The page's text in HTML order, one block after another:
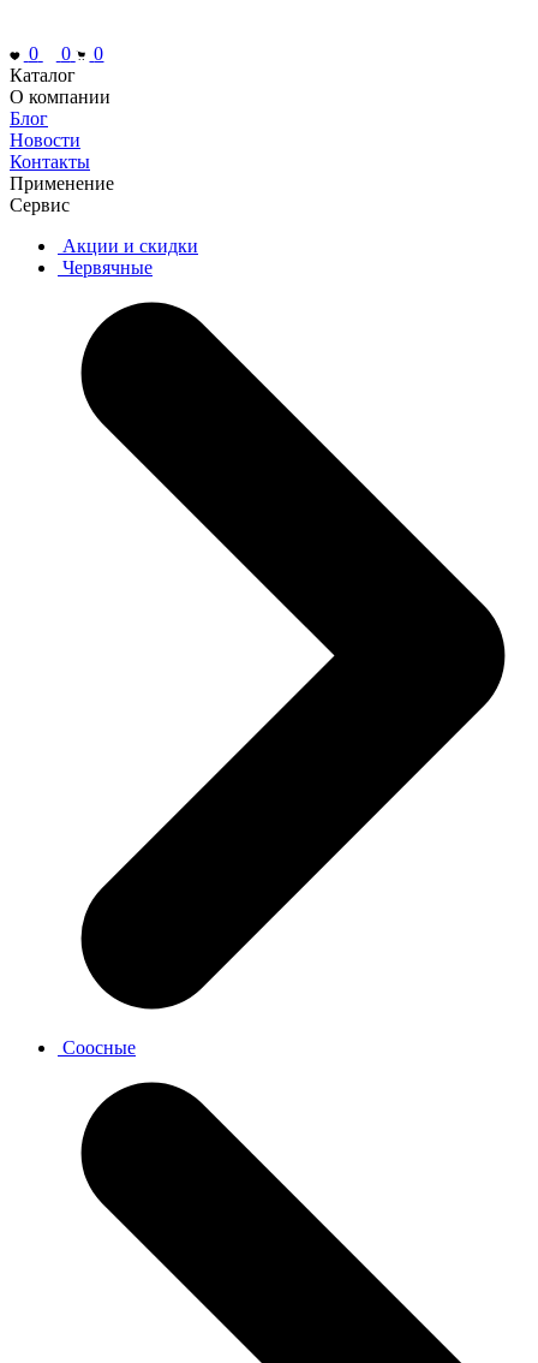
0 0
0
Каталог
О компании
Блог
Новости
Контакты
Применение
Сервис
Акции и скидки
Червячные
Соосные